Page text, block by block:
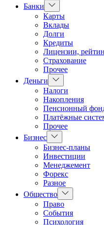
Банки
Показать
подменю
Карты
Вклады
Долги
Кредиты
Лицензии,
Страхование
Прочее
Деньги
Показать
подменю
Налоги
Накопления
Пенсионный
Платёжные
Прочее
Бизнес Показать
подменю
Бизнес-планы
Инвестиции
Менеджемент
Форекс
Разное
Общество Показать
подменю
Право
События
Психология